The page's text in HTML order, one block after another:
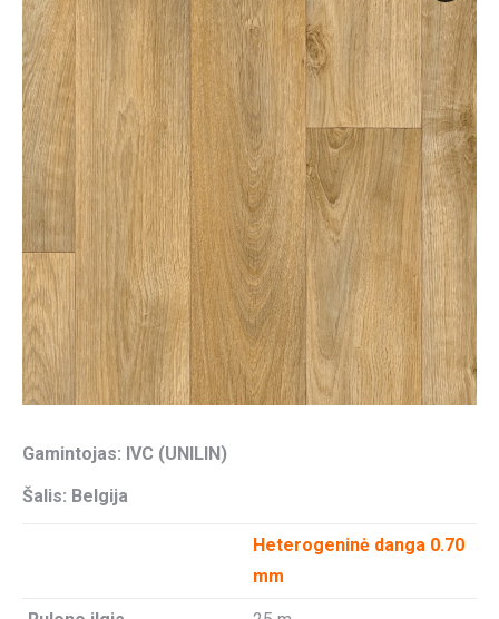
Gamintojas: IVC (UNILIN)
Šalis: Belgija
Heterogeninė danga 0.70
mm